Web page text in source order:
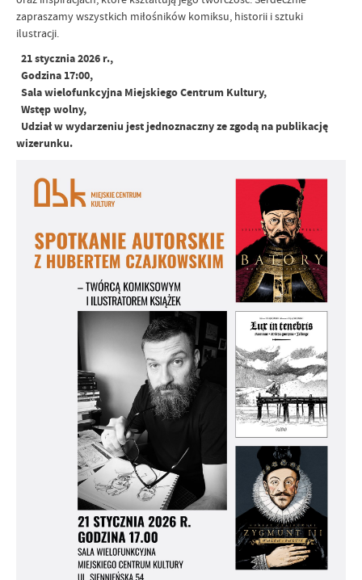
zapraszamy wszystkich miłośników komiksu, historii i sztuki
ilustracji.
21 stycznia 2026 r.,
Godzina 17:00,
Sala wielofunkcyjna Miejskiego Centrum Kultury,
Wstęp wolny,
Udział w wydarzeniu jest jednoznaczny ze zgodą na publikację
wizerunku.